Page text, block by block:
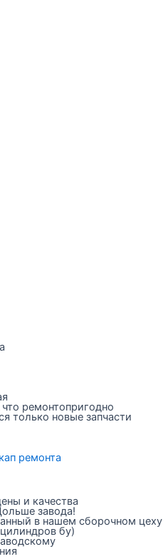
ремонтопригодно
только новые запчасти
ремонта
и качества
завода!
в нашем сборочном цеху
бу)